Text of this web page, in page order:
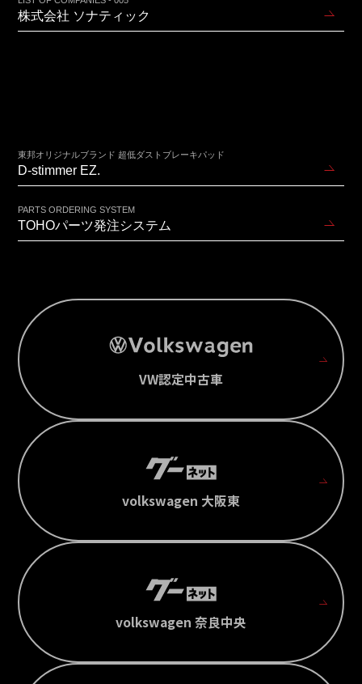
株式会社 ソナティック
東邦オリジナルブランド 超低ダストブレーキパッド
D-stimmer EZ.
PARTS ORDERING SYSTEM
TOHOパーツ発注システム
VW認定中古車
volkswagen 大阪東
volkswagen 奈良中央